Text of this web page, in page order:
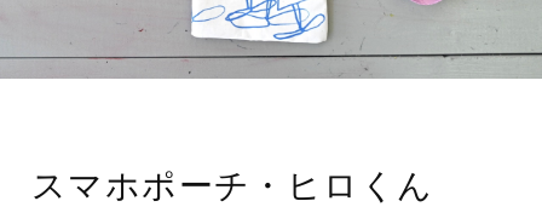
スマホポーチ・ヒロくん